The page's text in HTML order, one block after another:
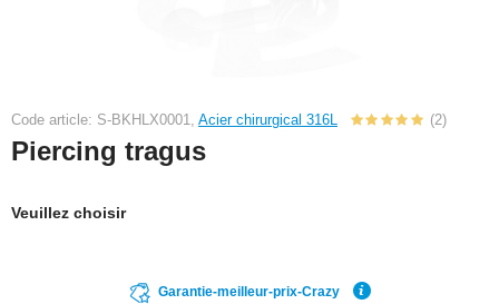
Code article: S-BKHLX0001, Acier chirurgical 316L (2)
Piercing tragus
Veuillez choisir
Garantie-meilleur-prix-Crazy